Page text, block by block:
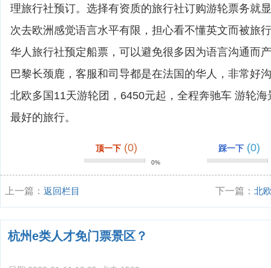
理旅行社预订。选择有资质的旅行社订购游轮票务就
次去欧洲感觉语言水平有限，担心看不懂英文而被旅
华人旅行社预定船票，可以避免很多因为语言沟通而
巴黎长颈鹿，客服和司导都是在法国的华人，非常好
北欧多国11天游轮团，6450元起，全程奔驰车 游轮
最好的旅行。
顶一下 (0)
0%
踩一下 (0)
上一篇： 返回栏目 下一篇：北
杭州e类人才免门票景区？